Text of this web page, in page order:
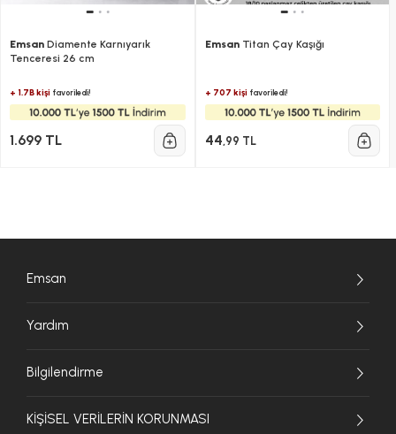
Emsan Diamente Karnıyarık
Tenceresi 26 cm
+ 1.7B kişi favoriledi!
1.699 TL
EmsanTitan Çay Kaşığı
+ 707 kişifavoriledi!
44,99 TL
Emsan
Yardım
Bilgilendirme
KİŞİSEL VERİLERİN KORUNMASI